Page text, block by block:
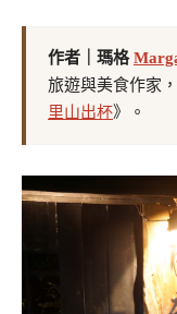
作者｜瑪格
旅遊與美食作家
里山出杯》。